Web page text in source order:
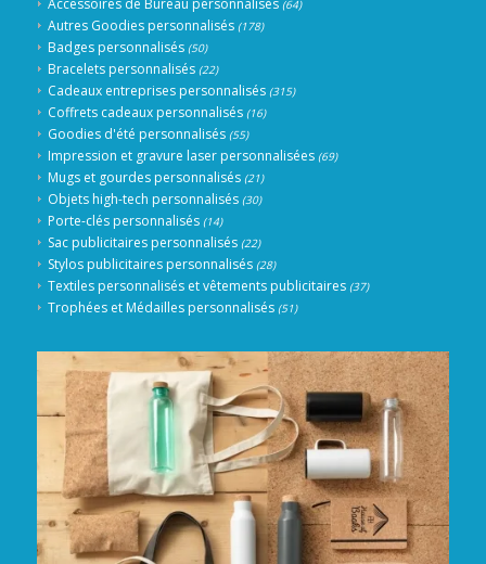
Accessoires de Bureau personnalisés (64)
Autres Goodies personnalisés (178)
Badges personnalisés (50)
Bracelets personnalisés (22)
Cadeaux entreprises personnalisés (315)
Coffrets cadeaux personnalisés (16)
Goodies d'été personnalisés (55)
Impression et gravure laser personnalisées (69)
Mugs et gourdes personnalisés (21)
Objets high-tech personnalisés (30)
Porte-clés personnalisés (14)
Sac publicitaires personnalisés (22)
Stylos publicitaires personnalisés (28)
Textiles personnalisés et vêtements publicitaires (37)
Trophées et Médailles personnalisés (51)